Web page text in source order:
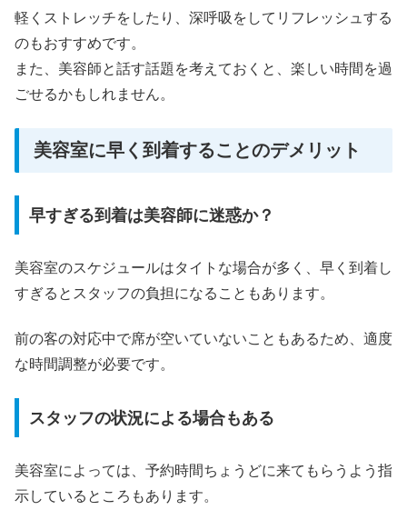
軽くストレッチをしたり、深呼吸をしてリフレッシュする
のもおすすめです。
また、美容師と話す話題を考えておくと、楽しい時間を過
ごせるかもしれません。
美容室に早く到着することのデメリット
早すぎる到着は美容師に迷惑か？
美容室のスケジュールはタイトな場合が多く、早く到着し
すぎるとスタッフの負担になることもあります。
前の客の対応中で席が空いていないこともあるため、適度
な時間調整が必要です。
スタッフの状況による場合もある
美容室によっては、予約時間ちょうどに来てもらうよう指
示しているところもあります。